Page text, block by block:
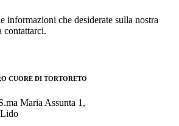
informazioni che desiderate sulla nostra
contattarci.
CUORE DI TORTORETO
Maria Assunta 1,